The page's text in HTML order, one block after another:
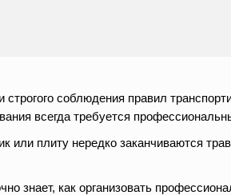
соблюдения правил
всегда требуется
плиту нередко заканчиваются
знает, как организовать